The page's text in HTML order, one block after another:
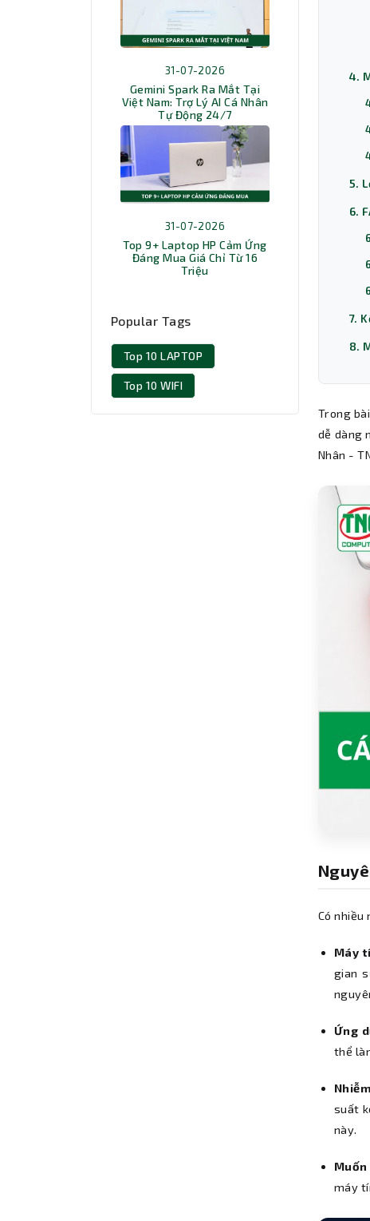
31-07-2026
Gemini Spark Ra Mắt Tại
Việt Nam: Trợ Lý AI Cá Nhân
Tự Động 24/7
31-07-2026
Top 9+ Laptop HP Cảm Ứng
Đáng Mua Giá Chỉ Từ 16
Triệu
Popular Tags
Top 10 LAPTOP
Top 10 WIFI
4.
5.
6.
7.
8.
Trong
dễ dàng
Nhân -
Có nhiều
Máy
gian
Ứng
thể
suất
này.
máy